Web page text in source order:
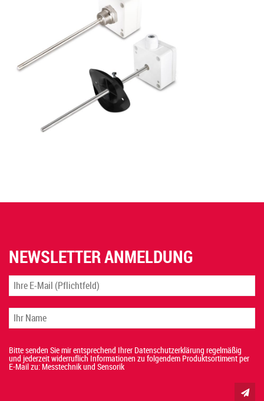
NEWSLETTER ANMELDUNG
Bitte senden Sie mir entsprechend Ihrer Datenschutzerklärung regelmäßig
und jederzeit widerruflich Informationen zu folgendem Produktsortiment per
E-Mail zu: Messtechnik und Sensorik